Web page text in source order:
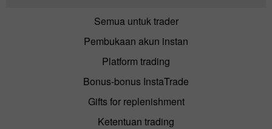
Semua untuk trader
Pembukaan akun instan
Platform trading
Bonus-bonus InstaTrade
Gifts for replenishment
Ketentuan trading